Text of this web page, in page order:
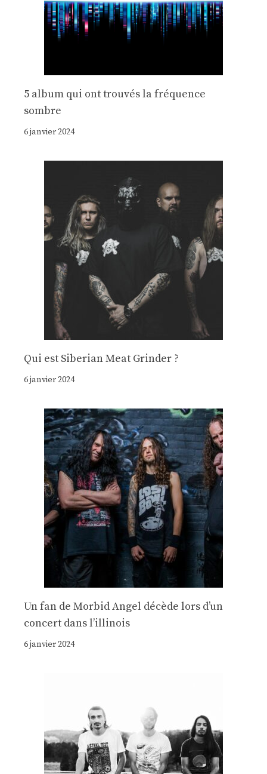
5 album qui ont trouvés la fréquence
sombre
6 janvier 2024
Qui est Siberian Meat Grinder ?
6 janvier 2024
Un fan de Morbid Angel décède lors d’un
concert dans l’illinois
6 janvier 2024